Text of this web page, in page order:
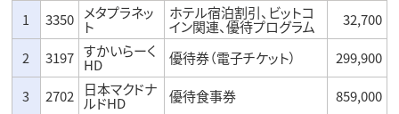
1
3350 メタプラネッ
ト
ホテル宿泊割引、ビットコ
イン関連、優待プログラム 32,700
2 3197 すかいらーく
HD 優待券（電子チケット） 299,900
3 2702 日本マクドナ
ルドHD 優待食事券 859,000